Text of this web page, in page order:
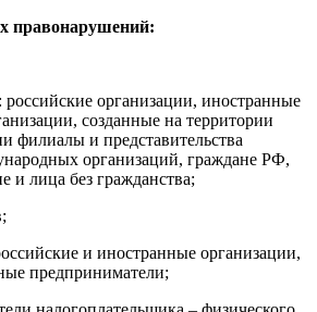
правонарушений:
организации, иностранные
созданные на территории
филиалы и представительства
организаций, граждане РФ,
и лица без гражданства;
и иностранные организации,
предприниматели;